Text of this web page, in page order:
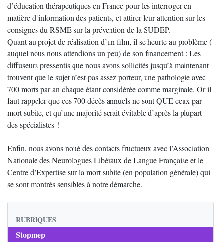
d’éducation thérapeutiques en France pour les interroger en
matière d’information des patients, et attirer leur attention sur les
consignes du RSME sur la prévention de la SUDEP.
Quant au projet de réalisation d’un film, il se heurte au problème (
auquel nous nous attendions un peu) de son financement : Les
diffuseurs pressentis que nous avons sollicités jusqu’à maintenant
trouvent que le sujet n’est pas assez porteur, une pathologie avec
700 morts par an chaque étant considérée comme marginale. Or il
faut rappeler que ces 700 décès annuels ne sont QUE ceux par
mort subite, et qu’une majorité serait évitable d’après la plupart
des spécialistes !
Enfin, nous avons noué des contacts fructueux avec l’Association
Nationale des Neurologues Libéraux de Langue Française et le
Centre d’Expertise sur la mort subite (en population générale) qui
se sont montrés sensibles à notre démarche.
RUBRIQUES
Stopmep